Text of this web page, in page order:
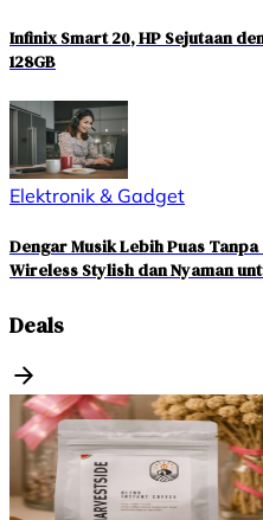
Infinix Smart 20, HP Sejutaan
128GB
Elektronik & Gadget
Dengar Musik Lebih Puas
Wireless Stylish dan Nyaman
Deals